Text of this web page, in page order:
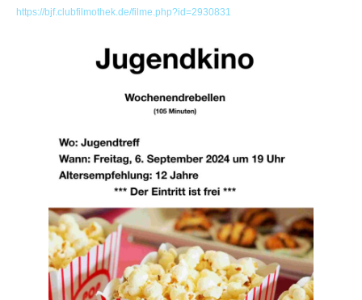
https://bjf.clubfilmothek.de/filme.php?id=2930831